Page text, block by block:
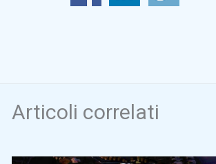
Articoli correlati